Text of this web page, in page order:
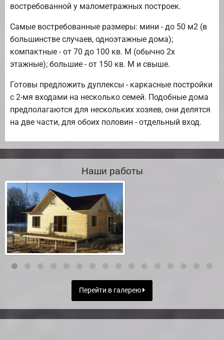
востребованной у малометражных построек.
Самые востребованные размеры: мини - до 50 м2 (в
большинстве случаев, одноэтажные дома);
компактные - от 70 до 100 кв. М (обычно 2х
этажные); большие - от 150 кв. М и свыше.
Готовы предложить дуплексы - каркасные постройки
с 2-мя входами на несколько семей. Подобные дома
предполагаются для нескольких хозяев, они делятся
на две части, для обоих половин - отдельный вход.
Наши работы
Перейти в галерею